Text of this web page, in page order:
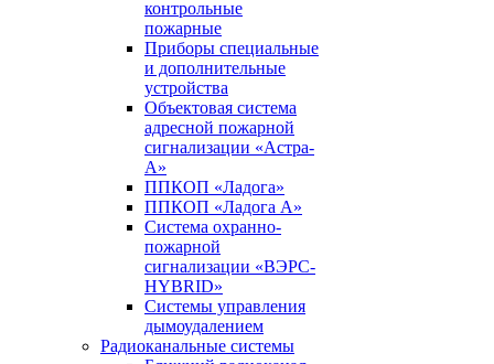
контрольные
пожарные
Приборы специальные
и дополнительные
устройства
Объектовая система
адресной пожарной
сигнализации «Астра-
А»
ППКОП «Ладога»
ППКОП «Ладога А»
Система охранно-
пожарной
сигнализации «ВЭРС-
HYBRID»
Системы управления
дымоудалением
Радиоканальные системы